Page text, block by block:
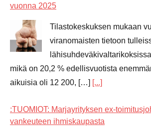
vuonna 2025
Tilastokeskuksen mukaan
viranomaisten tietoon
mikä on 20,2 % edellisvuotista
aikuisia oli 12 200, […] [...]
:TUOMIOT: Marjayrityksen ex-
vankeuteen ihmiskaupasta